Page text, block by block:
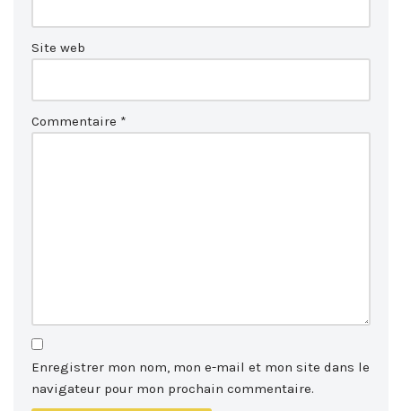
Site web
Commentaire *
Enregistrer mon nom, mon e-mail et mon site dans le
navigateur pour mon prochain commentaire.